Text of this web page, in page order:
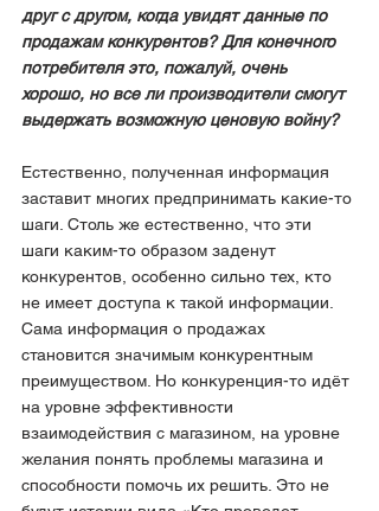
друг с другом, когда увидят данные по
продажам конкурентов? Для конечного
потребителя это, пожалуй, очень
хорошо, но все ли производители смогут
выдержать возможную ценовую войну?
Естественно, полученная информация
заставит многих предпринимать какие-то
шаги. Столь же естественно, что эти
шаги каким-то образом заденут
конкурентов, особенно сильно тех, кто
не имеет доступа к такой информации.
Сама информация о продажах
становится значимым конкурентным
преимуществом. Но конкуренция-то идёт
на уровне эффективности
взаимодействия с магазином, на уровне
желания понять проблемы магазина и
способности помочь их решить. Это не